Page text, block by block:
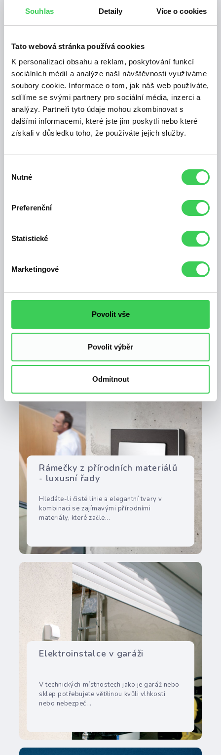
Souhlas Detaily Více o cookies
Tato webová stránka používá cookies
K personalizaci obsahu a reklam, poskytování funkcí
sociálních médií a analýze naší návštěvnosti využíváme
soubory cookie. Informace o tom, jak náš web používáte,
sdílíme se svými partnery pro sociální média, inzerci a
analýzy. Partneři tyto údaje mohou zkombinovat s
dalšími informacemi, které jste jim poskytli nebo které
získali v důsledku toho, že používáte jejich služby.
souhlasu
Nutné
Preferenční
Statistické
Marketingové
Povolit vše
Povolit výběr
Odmítnout
ZE SVĚTA VYPÍNAČŮ SCHNEIDER
Rámečky z přírodních materiálů
- luxusní řady
Hledáte-li čisté linie a elegantní tvary v
kombinaci se zajímavými přírodními
materiály, které začle...
Elektroinstalce v garáži
V technických místnostech jako je garáž nebo
sklep potřebujete většinou kvůli vlhkosti
nebo nebezpeč...